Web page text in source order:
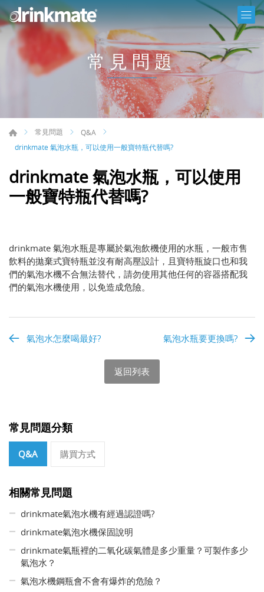
常見問題
常見問題
Q&A
drinkmate 氣泡水瓶，可以使用一般寶特瓶代替嗎?
drinkmate 氣泡水瓶，可以使用
一般寶特瓶代替嗎?
drinkmate 氣泡水瓶是專屬於氣泡飲機使用的水瓶，一般市售
飲料的拋棄式寶特瓶並沒有耐高壓設計，且寶特瓶旋口也和我
們的氣泡水機不合無法替代，請勿使用其他任何的容器搭配我
們的氣泡水機使用，以免造成危險。
氣泡水怎麼喝最好? 氣泡水瓶要更換嗎?
返回列表
常見問題分類
Q&A 購買方式
相關常見問題
drinkmate氣泡水機有經過認證嗎?
drinkmate氣泡水機保固說明
drinkmate氣瓶裡的二氧化碳氣體是多少重量？可製作多少
氣泡水？
氣泡水機鋼瓶會不會有爆炸的危險？